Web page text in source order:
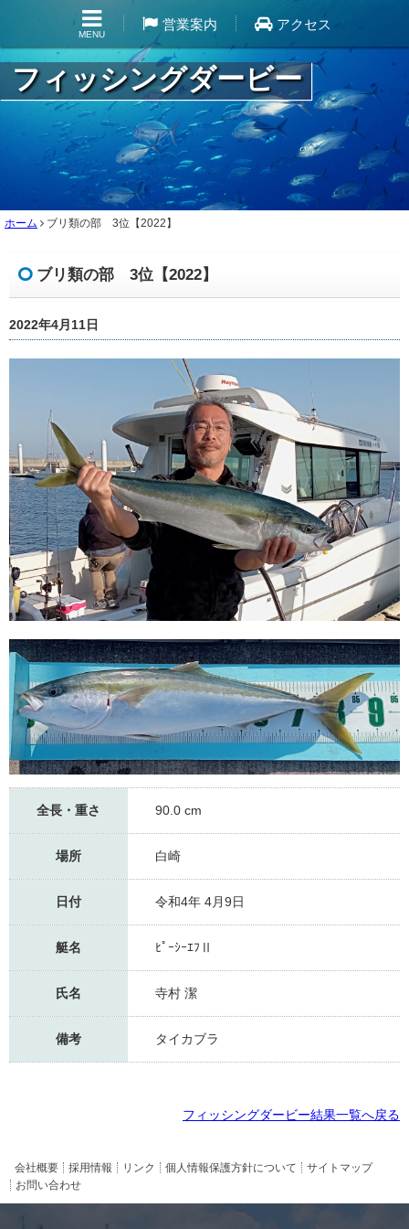
MENU
営業案内 アクセス
フィッシングダービー
ホーム ブリ類の部 3位【2022】
ブリ類の部 3位【2022】
2022年4月11日
全長・重さ 90.0 cm
場所 白崎
日付 令和4年 4月9日
艇名 ﾋﾟｰｼｰｴﾌⅡ
氏名 寺村 潔
備考 タイカブラ
フィッシングダービー結果一覧へ戻る
会社概要 採用情報 リンク 個人情報保護方針について
サイトマップ
お問い合わせ